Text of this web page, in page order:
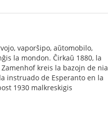
vaporŝipo, aŭtomobilo,
la mondon. Ĉirkaŭ 1880, la
kreis la bazojn de nia
instruado de Esperanto en la
1930 malkreskigis